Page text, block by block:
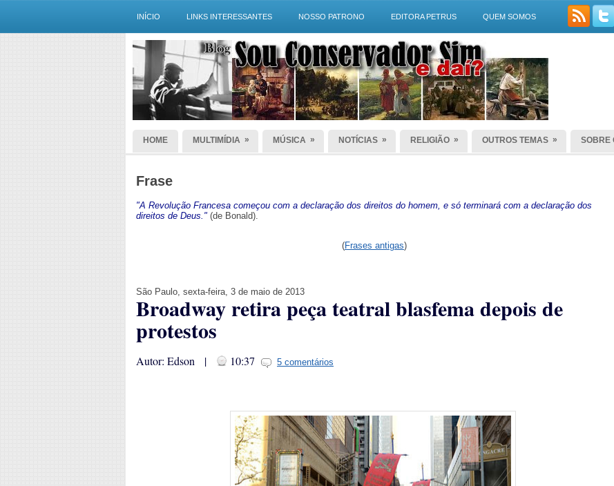
INÍCIO LINKS INTERESSANTES NOSSO PATRONO EDITORA PETRUS QUEM SOMOS
HOME MULTIMÍDIA » MÚSICA » NOTÍCIAS » RELIGIÃO » OUTROS TEMAS » SOBRE
Frase
"A Revolução Francesa começou com a declaração dos direitos do homem, e só terminará com a declaração dos
direitos de Deus." (de Bonald).
(Frases antigas)
São Paulo, sexta-feira, 3 de maio de 2013
Broadway retira peça teatral blasfema depois de
protestos
Autor: Edson | 10:37 5 comentários